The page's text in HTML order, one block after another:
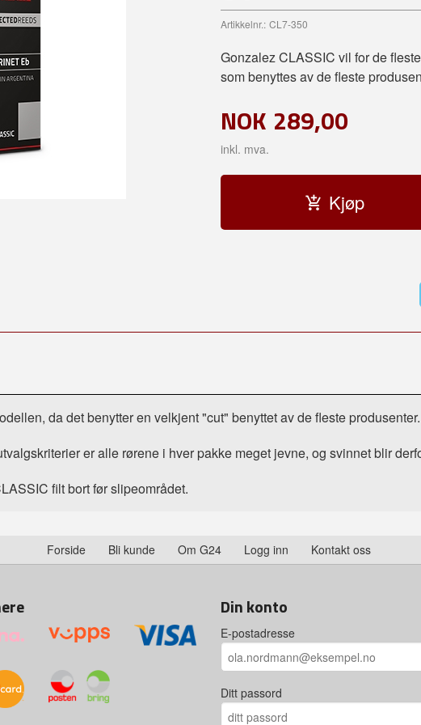
Artikkelnr.: CL7-350
Gonzalez CLASSIC vil for de
som benyttes av de fleste
NOK 289,00
inkl. mva.
Kjøp
da det benytter en velkjent "cut" benyttet av de fleste produsenter.
er alle rørene i hver pakke meget jevne, og svinnet blir
filt bort før slipeområdet.
Forside Bli kunde Om G24 Logg inn Kontakt oss
Din konto
E-postadresse
Ditt passord